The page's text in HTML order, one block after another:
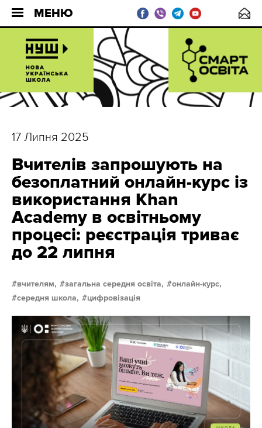
МЕНЮ
17 Липня 2025
Вчителів запрошують на
безоплатний онлайн-курс із
використання Khan
Academy в освітньому
процесі: реєстрація триває
до 22 липня
вчителям, загальна середня освіта,
онлайн-курс,
середня школа,
цифровізація